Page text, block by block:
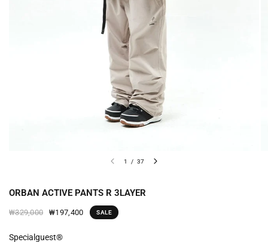
1 / 37
ORBAN ACTIVE PANTS R 3LAYER
₩329,000 ₩197,400 SALE
Specialguest®